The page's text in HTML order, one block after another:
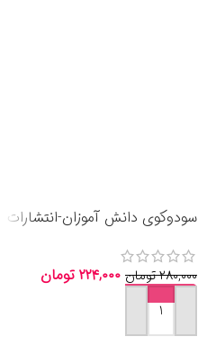
سودوکوی دانش آموزان-انتشارات
۲۸۰,۰۰۰تومان ۲۲۴,۰۰۰ تومان
افزودن به سبد خرید